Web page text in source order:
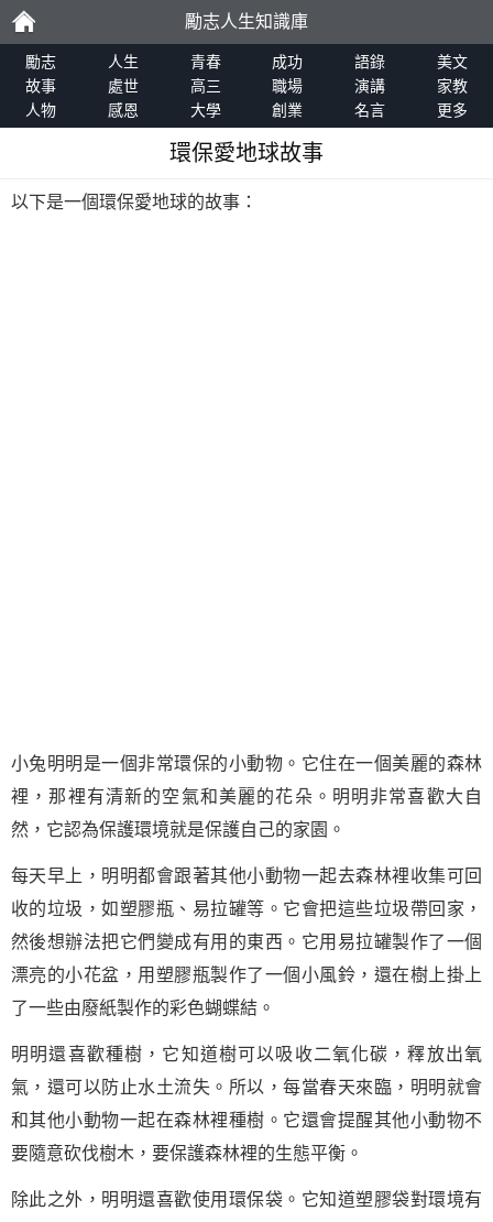
勵
志
勵志人生知識庫
勵志 人生 青春 成功 語錄
美文
故事
處世 高三 職場 演講
家教
人物
感恩 大學 創業 名言 更多
環保愛地球故事
以下是一個環保愛地球的故事：
小兔明明是一個非常環保的小動物。它住在一個美麗的森林
裡，那裡有清新的空氣和美麗的花朵。明明非常喜歡大自
然，它認為保護環境就是保護自己的家園。
每天早上，明明都會跟著其他小動物一起去森林裡收集可回
收的垃圾，如塑膠瓶、易拉罐等。它會把這些垃圾帶回家，
然後想辦法把它們變成有用的東西。它用易拉罐製作了一個
漂亮的小花盆，用塑膠瓶製作了一個小風鈴，還在樹上掛上
了一些由廢紙製作的彩色蝴蝶結。
明明還喜歡種樹，它知道樹可以吸收二氧化碳，釋放出氧
氣，還可以防止水土流失。所以，每當春天來臨，明明就會
和其他小動物一起在森林裡種樹。它還會提醒其他小動物不
要隨意砍伐樹木，要保護森林裡的生態平衡。
除此之外，明明還喜歡使用環保袋。它知道塑膠袋對環境有